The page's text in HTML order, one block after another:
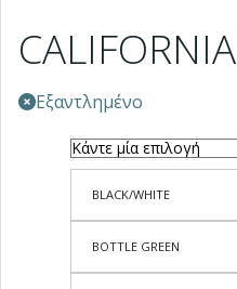
CALIFORNIA
Εξαντλημένο
BLACK/WHITE
BOTTLE GREEN